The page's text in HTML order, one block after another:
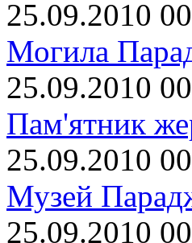
25.09.2010
Могила
25.09.2010
Пам'ятник
25.09.2010
Музей
25.09.2010